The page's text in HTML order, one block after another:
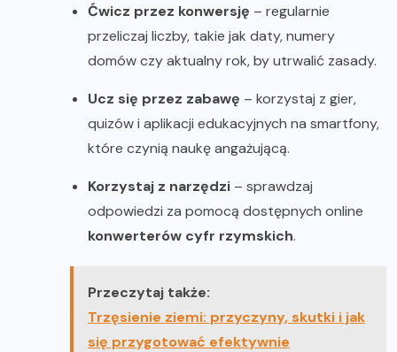
Ćwicz przez konwersję – regularnie
przeliczaj liczby, takie jak daty, numery
domów czy aktualny rok, by utrwalić zasady.
Ucz się przez zabawę – korzystaj z gier,
quizów i aplikacji edukacyjnych na smartfony,
które czynią naukę angażującą.
Korzystaj z narzędzi – sprawdzaj
odpowiedzi za pomocą dostępnych online
konwerterów cyfr rzymskich.
Przeczytaj także:
Trzęsienie ziemi: przyczyny, skutki i jak
się przygotować efektywnie